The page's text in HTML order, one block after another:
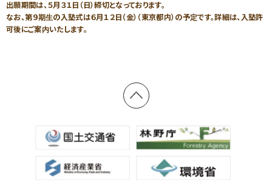
新築をお考えの方
融資利用をお考えの方 設備をお考えの方
＞木造住宅／木造建築事例
出願期間は、５月３１日（日）締切となっております。
なお、第９期生の入塾式は６月１２日（金）（東京都内）の予定です。詳細は、入塾許
可後にご案内いたします。